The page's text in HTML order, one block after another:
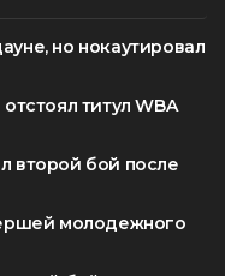
но нокаутировал
титул WBA
второй бой после
молодежного